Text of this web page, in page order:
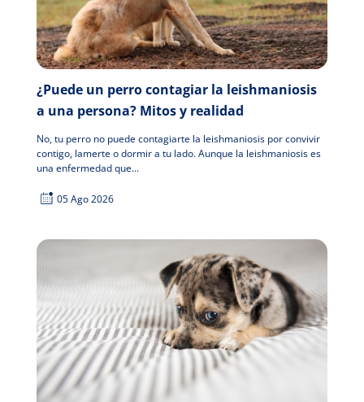
¿Puede un perro contagiar la leishmaniosis
a una persona? Mitos y realidad
No, tu perro no puede contagiarte la leishmaniosis por convivir
contigo, lamerte o dormir a tu lado. Aunque la leishmaniosis es
una enfermedad que...
05 Ago 2026